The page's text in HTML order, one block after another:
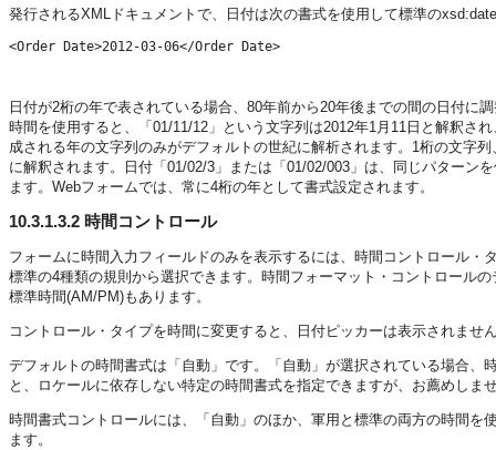
発行されるXMLドキュメントで、日付は次の書式を使用して標準の
<Order Date>2012-03-06</Order Date>
日付が2桁の年で表されている場合、80年前から20年後までの間の日付に
時間を使用すると、「01/11/12」という文字列は2012年1月11日と解釈さ
成される年の文字列のみがデフォルトの世紀に解析されます。1桁の文字
に解釈されます。日付「01/02/3」または「01/02/003」は、同じパターン
ます。Webフォームでは、常に4桁の年として書式設定されます。
10.3.1.3.2 時間コントロール
フォームに時間入力フィールドのみを表示するには、時間コントロール
標準の4種類の規則から選択できます。時間フォーマット・コントロール
標準時間(AM/PM)もあります。
コントロール・タイプを時間に変更すると、日付ピッカーは表示されませ
デフォルトの時間書式は「自動」です。「自動」が選択されている場合
と、ロケールに依存しない特定の時間書式を指定できますが、お薦めしま
時間書式コントロールには、「自動」のほか、軍用と標準の両方の時間
ます。